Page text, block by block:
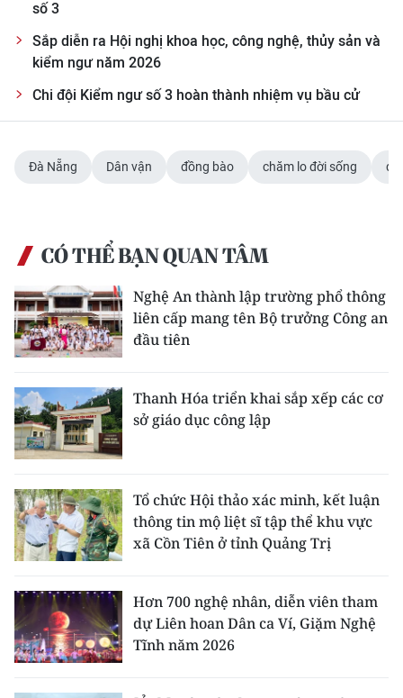
РУССКИЙ
ESPAÑOL
한국어
số 3
Sắp diễn ra Hội nghị khoa học, công nghệ, thủy sản và
kiểm ngư năm 2026
Chi đội Kiểm ngư số 3 hoàn thành nhiệm vụ bầu cử
Đà Nẵng Dân vận đồng bào chăm lo đời sống
CÓ THỂ BẠN QUAN TÂM
Nghệ An thành lập trường phổ thông
liên cấp mang tên Bộ trưởng Công an
đầu tiên
Thanh Hóa triển khai sắp xếp các cơ
sở giáo dục công lập
Tổ chức Hội thảo xác minh, kết luận
thông tin mộ liệt sĩ tập thể khu vực
xã Cồn Tiên ở tỉnh Quảng Trị
Hơn 700 nghệ nhân, diễn viên tham
dự Liên hoan Dân ca Ví, Giặm Nghệ
Tĩnh năm 2026